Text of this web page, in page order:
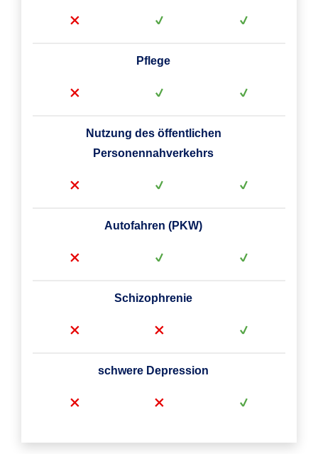
Pflege
Nutzung des öffentlichen
Personennahverkehrs
Autofahren (PKW)
Schizophrenie
schwere Depression